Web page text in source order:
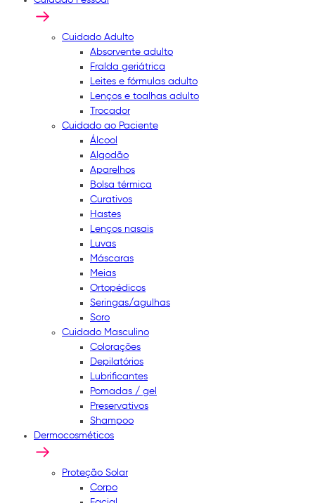
Cuidado Adulto
Absorvente adulto
Fralda geriátrica
Leites e fórmulas adulto
Lenços e toalhas adulto
Trocador
Cuidado ao Paciente
Álcool
Algodão
Aparelhos
Bolsa térmica
Curativos
Hastes
Lenços nasais
Luvas
Máscaras
Meias
Ortopédicos
Seringas/agulhas
Soro
Cuidado Masculino
Colorações
Depilatórios
Lubrificantes
Pomadas / gel
Preservativos
Shampoo
Dermocosméticos
Proteção Solar
Corpo